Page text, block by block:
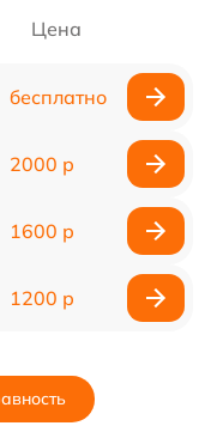
Цена
бесплатно
2000 р
1600 р
1200 р